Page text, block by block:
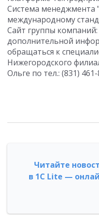
Система менеджмента
международному
Сайт группы компаний:
дополнительной
обращаться к
Нижегородского
Ольге по тел.: (831)
Читайте
в 1С Lite —